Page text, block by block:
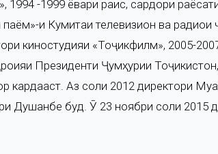
-1999 ёвари раис, сардори
и Кумитаи телевизион ва радиои
киностудияи «Тоҷикфилм», 2005-
Президенти Ҷумҳурии
кардааст. Аз соли 2012 директори
Душанбе буд. Ӯ 23 ноябри соли 2015